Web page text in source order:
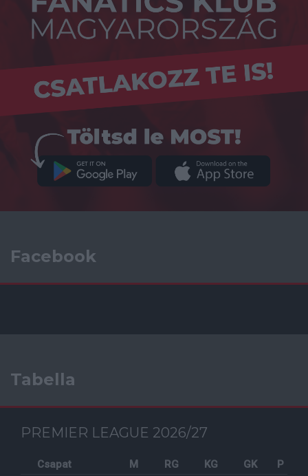
Facebook
Tabella
PREMIER LEAGUE 2026/27
Csapat M RG KG GK P